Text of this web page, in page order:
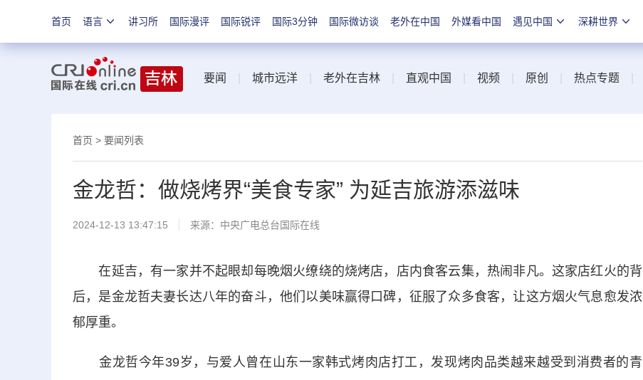
首页 语言 讲习所 国际漫评 国际锐评 国际3分钟 国际微访谈 老外在中国 外媒看中国 遇见中国 深耕世界
要闻 城市远洋 老外在吉林 直观中国 视频 原创 热点专题
首页 > 要闻列表
金龙哲：做烧烤界“美食专家” 为延吉旅游添滋味
2024-12-13 13:47:15 来源：中央广电总台国际在线
在延吉，有一家并不起眼却每晚烟火缭绕的烧烤店，店内食客云集，热闹非凡。这家店红火的背
后，是金龙哲夫妻长达八年的奋斗，他们以美味赢得口碑，征服了众多食客，让这方烟火气息愈发浓
郁厚重。
金龙哲今年39岁，与爱人曾在山东一家韩式烤肉店打工，发现烤肉品类越来越受到消费者的青